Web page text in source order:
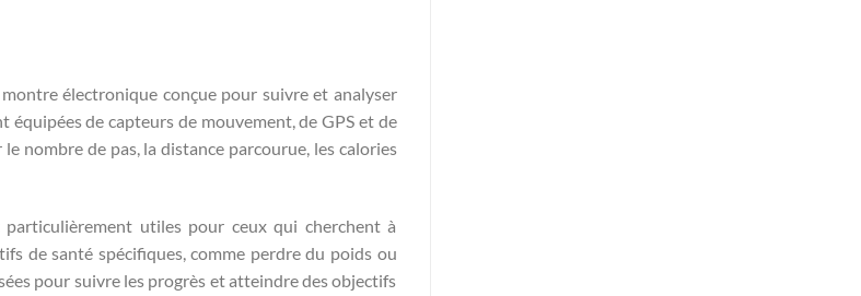
électronique conçue pour suivre et analyser
de capteurs de mouvement, de GPS et de
nombre de pas, la distance parcourue, les calories
utiles pour ceux qui cherchent à
de santé spécifiques, comme perdre du poids ou
pour suivre les progrès et atteindre des objectifs